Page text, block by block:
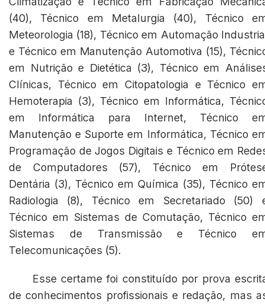
(40), Técnico em Metalurgia (40), Técnico
Meteorologia (18), Técnico em Automação
e Técnico em Manutenção Automotiva (15),
em Nutrição e Dietética (3), Técnico em
Clínicas, Técnico em Citopatologia e Técnico
Hemoterapia (3), Técnico em Informática,
em Informática para Internet, Técnico
Manutenção e Suporte em Informática, Técnico
Programação de Jogos Digitais e Técnico em
de Computadores (57), Técnico em
Dentária (3), Técnico em Química (35), Técnico
Radiologia (8), Técnico em Secretariado (50)
Técnico em Sistemas de Comutação, Técnico
Sistemas de Transmissão e Técnico
Telecomunicações (5).
Esse certame foi constituído por prova
de conhecimentos profissionais e redação, mas